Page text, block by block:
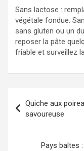
Sans lactose :
végétale fondue.
sans gluten ou un
reposer la pâte
friable et surveillez
de
l’article
Quiche aux
savoureuse
Pays baltes